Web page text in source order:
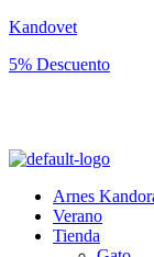
Kandovet
5% Descuento
Arnes
Verano
Tienda